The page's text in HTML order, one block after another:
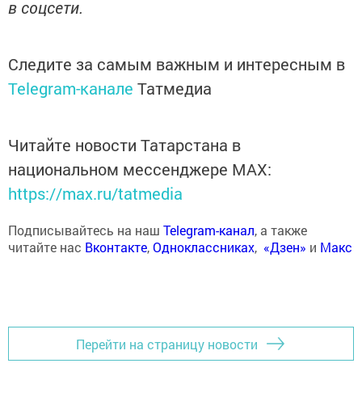
в соцсети.
Следите за самым важным и интересным в
Telegram-канале Татмедиа
Читайте новости Татарстана в
национальном мессенджере MАХ:
https://max.ru/tatmedia
Подписывайтесь на наш Telegram-канал, а также
читайте нас Вконтакте,Одноклассниках, «Дзен» и Макс
Перейти на страницу новости